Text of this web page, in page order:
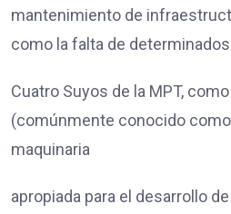
mantenimiento de
como la falta de
Cuatro Suyos de la MPT,
(comúnmente conocido
maquinaria
apropiada para el desarrollo